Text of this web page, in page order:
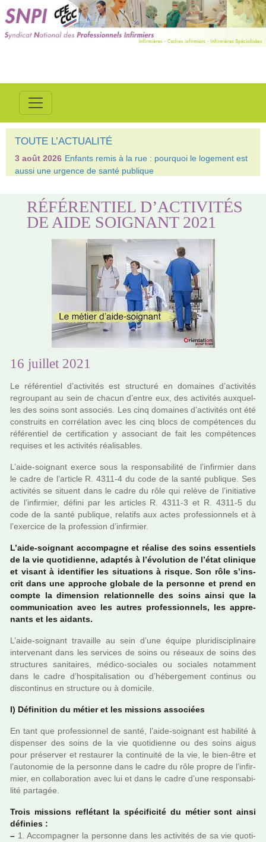
TOUTE L’ACTUALITÉ
3 août 2026 Enfants remis à la rue : pourquoi le logement est
aussi une urgence de santé publique
RÉFÉRENTIEL D’ACTIVITÉS
DE AIDE SOIGNANT 2021
16 juillet 2021
Le réfé­ren­tiel d’acti­vi­tés est struc­turé en domai­nes d’acti­vi­tés
regrou­pant au sein de chacun d’entre eux, des acti­vi­tés aux­quel­
les des soins sont asso­ciés. Les cinq domai­nes d’acti­vi­tés ont été
cons­truits en cor­ré­la­tion avec les cinq blocs de com­pé­ten­ces du
réfé­ren­tiel de cer­ti­fi­ca­tion y asso­ciant de fait les com­pé­ten­ces
requi­ses et les acti­vi­tés réa­li­sa­bles.
L’aide-soi­gnant exerce sous la res­pon­sa­bi­lité de l’infir­mier dans
le cadre de l’arti­cle R. 4311-4 du code de la santé publi­que. Ses
acti­vi­tés se situent dans le cadre du rôle qui relève de l’ini­tia­tive
de l’infir­mier, défini par les arti­cles R. 4311-3 et R. 4311-5 du
code de la santé publi­que, rela­tifs aux actes pro­fes­sion­nels et à
l’exer­cice de la pro­fes­sion d’infir­mier.
L’aide-soi­gnant accom­pa­gne et réa­lise des soins essen­tiels
de la vie quo­ti­dienne, adap­tés à l’évolution de l’état cli­ni­que
et visant à iden­ti­fier les situa­tions à risque. Son rôle s’ins­
crit dans une appro­che glo­bale de la per­sonne et prend en
compte la dimen­sion rela­tion­nelle des soins ainsi que la
com­mu­ni­ca­tion avec les autres pro­fes­sion­nels, les appre­
nants et les aidants.
L’aide-soi­gnant tra­vaille au sein d’une équipe plu­ri­dis­ci­pli­naire
inter­ve­nant dans les ser­vi­ces de soins ou réseaux de soins des
struc­tu­res sani­tai­res, médico-socia­les ou socia­les notam­ment
dans le cadre d’hos­pi­ta­li­sa­tion ou d’héber­ge­ment conti­nus ou
dis­conti­nus en struc­ture ou à domi­cile.
I) Définition du métier et les mis­sions asso­ciées
En tant que pro­fes­sion­nel de santé, l’aide-soi­gnant est habi­lité à
dis­pen­ser des soins de la vie quo­ti­dienne ou des soins aigus
pour pré­ser­ver et res­tau­rer la conti­nuité de la vie, le bien-être et
l’auto­no­mie de la per­sonne dans le cadre du rôle propre de l’infir­
mier, en col­la­bo­ra­tion avec lui et dans le cadre d’une res­pon­sa­bi­
lité par­ta­gée.
Trois mis­sions reflé­tant la spé­ci­fi­cité du métier sont ainsi
défi­nies :
– 1. Accompagner la per­sonne dans les acti­vi­tés de sa vie quo­ti­